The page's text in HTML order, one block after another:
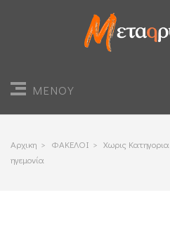
ΜΕΝΟΥ
Αρχικη > ΦΑΚΕΛΟΙ > Χωρις Κατηγορια
ηγεμονία